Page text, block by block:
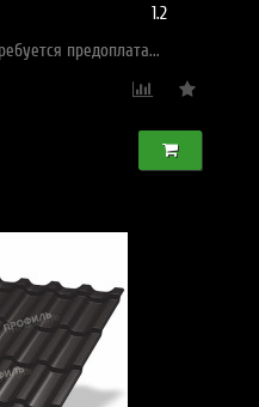
1.2
предоплата...